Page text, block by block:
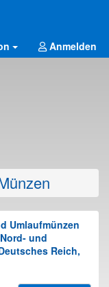
Anmelden
Umlaufmünzen
und
Reich,